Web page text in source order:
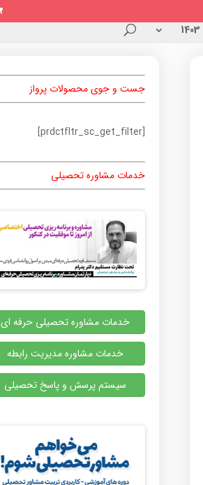
جست و جوی محصولات پرواز
[prdctfltr_sc_get_filter]
خدمات مشاوره تحصیلی
خدمات مشاوره تحصیلی حرفه ای
خدمات مشاوره مدیریت رابطه
سیستم پرسش و پاسخ تحصیلی